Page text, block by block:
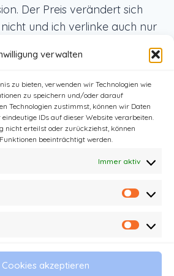
verwalten
zu bieten, verwenden wir Technologien wie
zu speichern und/oder darauf
Technologien zustimmst, können wir Daten
IDs auf dieser Website verarbeiten.
nicht erteilst oder zurückziehst, können
beeinträchtigt werden.
Immer aktiv
Cookies akzeptieren
Der Preis verändert sich
und ich verlinke auch nur
benutze und die ich dir
weiterempfehlen kann.